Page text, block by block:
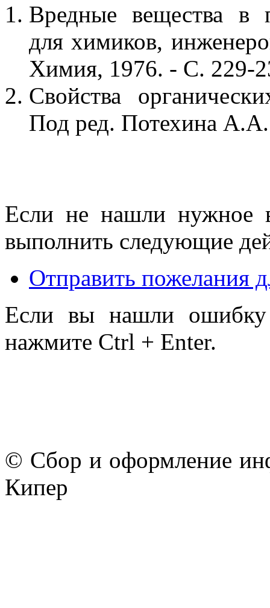
Вредные вещества в
для химиков,
Химия, 1976. - С. 229-
Свойства
Под ред. Потехина
Если не нашли нужное
выполнить следующие
Отправить пожелания
Если вы нашли ошибку
нажмите Ctrl + Enter.
© Сбор и оформление
Кипер